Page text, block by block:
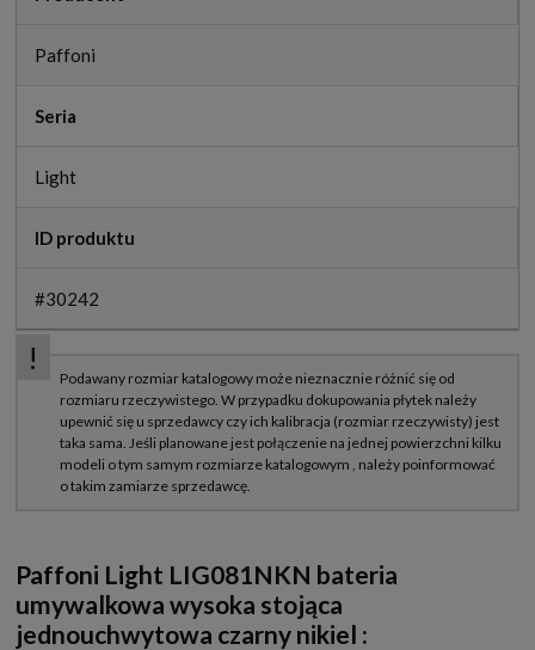
Paffoni
Seria
Light
ID produktu
#30242
Paffoni Light LIG081NKN bateria
umywalkowa wysoka stojąca
jednouchwytowa czarny nikiel :